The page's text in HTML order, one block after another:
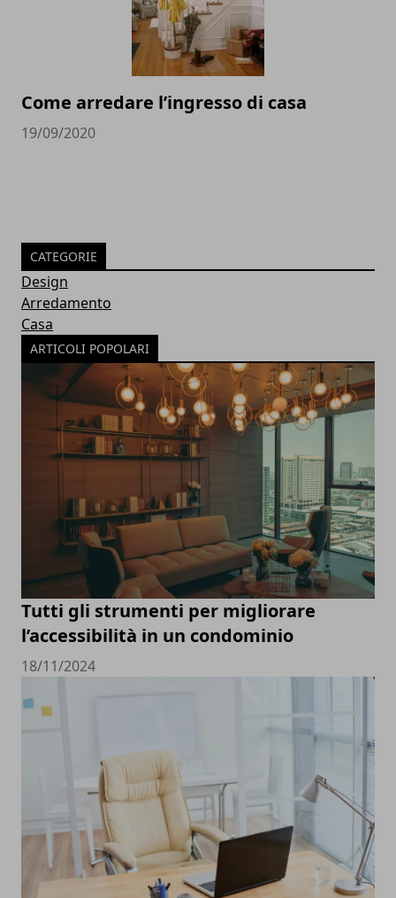
Come arredare l’ingresso di casa
19/09/2020
CATEGORIE
Design
Arredamento
Casa
ARTICOLI POPOLARI
Tutti gli strumenti per migliorare
l’accessibilità in un condominio
18/11/2024